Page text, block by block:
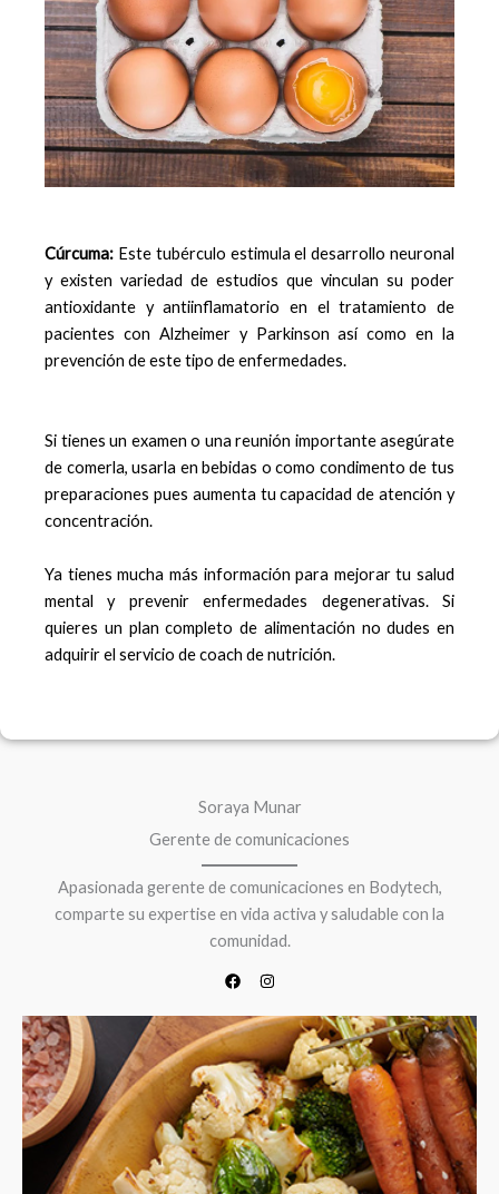
Cúrcuma: Este tubérculo estimula el desarrollo neuronal
y existen variedad de estudios que vinculan su poder
antioxidante y antiinflamatorio en el tratamiento de
pacientes con Alzheimer y Parkinson así como en la
prevención de este tipo de enfermedades.
Si tienes un examen o una reunión importante asegúrate
de comerla, usarla en bebidas o como condimento de tus
preparaciones pues aumenta tu capacidad de atención y
concentración.
Ya tienes mucha más información para mejorar tu salud
mental y prevenir enfermedades degenerativas. Si
quieres un plan completo de alimentación no dudes en
adquirir el servicio de coach de nutrición.
Soraya Munar
Gerente de comunicaciones
Apasionada gerente de comunicaciones en Bodytech,
comparte su expertise en vida activa y saludable con la
comunidad.
e
b
o
o
k
t
a
g
r
a
m